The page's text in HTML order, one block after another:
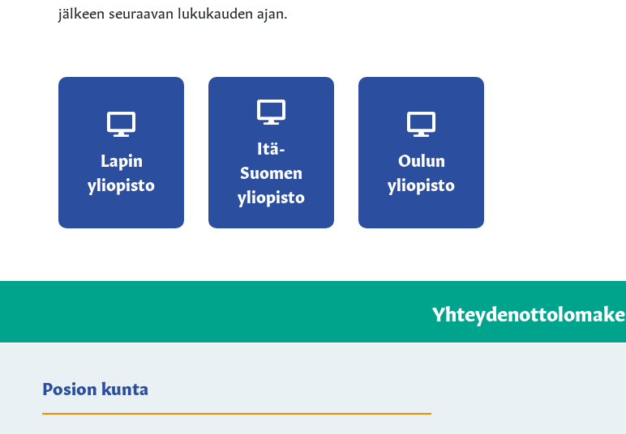
jälkeen seuraavan lukukauden ajan.
Lapin
yliopisto
Itä-
Suomen
yliopisto
Oulun
yliopisto
Yhteydenottolomake
Posion kunta